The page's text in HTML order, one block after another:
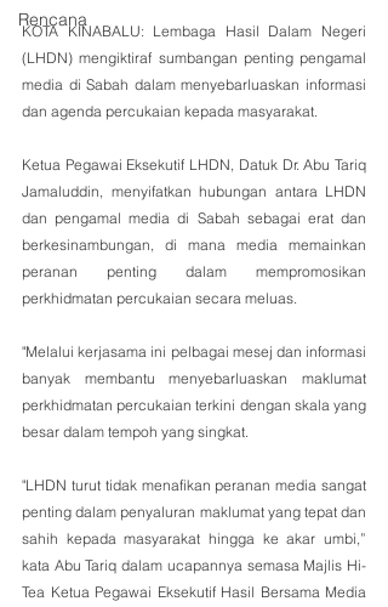
Rencana
KOTA KINABALU: Lembaga Hasil Dalam Negeri
(LHDN) mengiktiraf sumbangan penting pengamal
media di Sabah dalam menyebarluaskan informasi
dan agenda percukaian kepada masyarakat.
Ketua Pegawai Eksekutif LHDN, Datuk Dr. Abu Tariq
Jamaluddin, menyifatkan hubungan antara LHDN
dan pengamal media di Sabah sebagai erat dan
berkesinambungan, di mana media memainkan
peranan penting dalam mempromosikan
perkhidmatan percukaian secara meluas.
"Melalui kerjasama ini pelbagai mesej dan informasi
banyak membantu menyebarluaskan maklumat
perkhidmatan percukaian terkini dengan skala yang
besar dalam tempoh yang singkat.
"LHDN turut tidak menafikan peranan media sangat
penting dalam penyaluran maklumat yang tepat dan
sahih kepada masyarakat hingga ke akar umbi,”
kata Abu Tariq dalam ucapannya semasa Majlis Hi-
Tea Ketua Pegawai Eksekutif Hasil Bersama Media